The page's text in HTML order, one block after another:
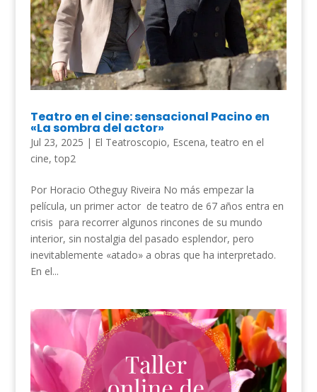
Teatro en el cine: sensacional Pacino en
«La sombra del actor»
Jul 23, 2025 | El Teatroscopio, Escena,teatro en el
cine,top2
Por Horacio Otheguy Riveira No más empezar la
película, un primer actor de teatro de 67 años entra en
crisis para recorrer algunos rincones de su mundo
interior, sin nostalgia del pasado esplendor, pero
inevitablemente «atado» a obras que ha interpretado.
En el...